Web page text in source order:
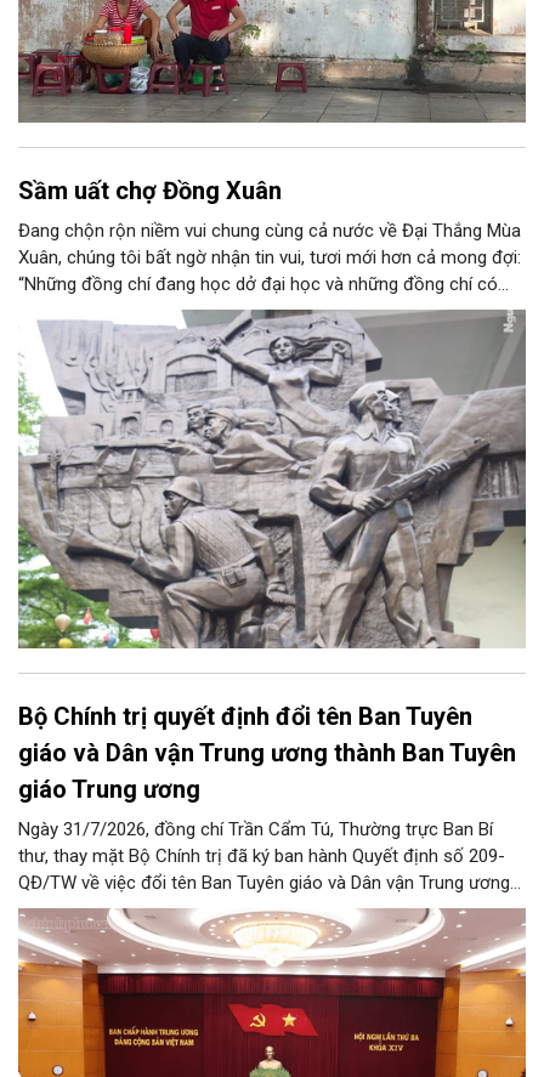
Sầm uất chợ Đồng Xuân
Đang chộn rộn niềm vui chung cùng cả nước về Đại Thắng Mùa
Xuân, chúng tôi bất ngờ nhận tin vui, tươi mới hơn cả mong đợi:
“Những đồng chí đang học dở đại học và những đồng chí có
giấy gọi nhập học đại học được xuất ngũ về trường học tiếp”.
Bộ Chính trị quyết định đổi tên Ban Tuyên
giáo và Dân vận Trung ương thành Ban Tuyên
giáo Trung ương
Ngày 31/7/2026, đồng chí Trần Cẩm Tú, Thường trực Ban Bí
thư, thay mặt Bộ Chính trị đã ký ban hành Quyết định số 209-
QĐ/TW về việc đổi tên Ban Tuyên giáo và Dân vận Trung ương
thành Ban Tuyên giáo Trung ương.